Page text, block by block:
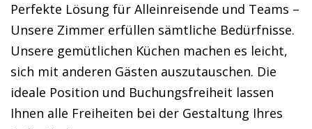
Perfekte Lösung für Alleinreisende und Teams –
Unsere Zimmer erfüllen sämtliche Bedürfnisse.
Unsere gemütlichen Küchen machen es leicht,
sich mit anderen Gästen auszutauschen. Die
ideale Position und Buchungsfreiheit lassen
Ihnen alle Freiheiten bei der Gestaltung Ihres